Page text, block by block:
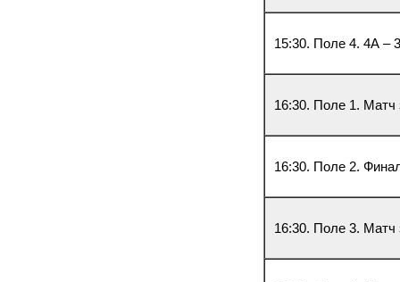
15:30. Поле 4. 4А –
16:30. Поле 1. Матч
16:30. Поле 2.
16:30. Поле 3. Матч